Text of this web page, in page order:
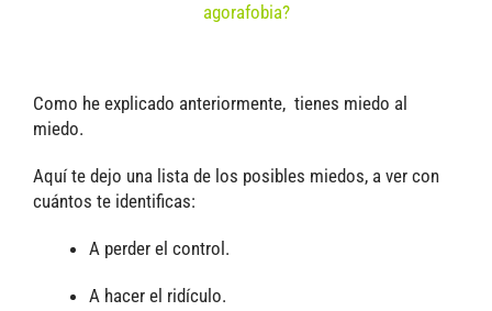
agorafobia?
Como he explicado anteriormente, tienes miedo al
miedo.
Aquí te dejo una lista de los posibles miedos, a ver con
cuántos te identificas:
A perder el control.
A hacer el ridículo.